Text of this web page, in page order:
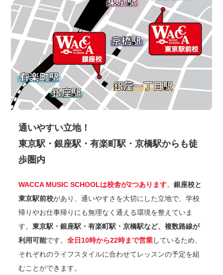
通いやすい立地！
東京駅・銀座駅・有楽町駅・京橋駅からも徒
歩圏内
WACCA MUSIC SCHOOLは校舎が2つあります。銀座校と
東京駅前校があり、通いやすさを大切にした立地で、学校
帰りやお仕事帰りにも無理なく通える環境を整えていま
す。東京駅・銀座駅・有楽町駅・京橋駅など、複数路線が
利用可能です。全日10時から22時まで営業しているため、
それぞれのライフスタイルに合わせてレッスンの予定を組
むことができます。